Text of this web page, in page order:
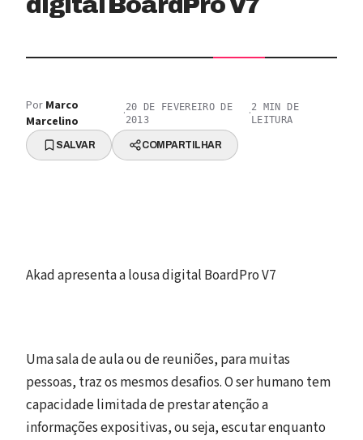
Por Marco
Marcelino
·20 DE FEVEREIRO DE
2013
·2 MIN DE
LEITURA
SALVAR COMPARTILHAR
Akad apresenta a lousa digital BoardPro V7
Uma sala de aula ou de reuniões, para muitas
pessoas, traz os mesmos desafios. O ser humano tem
capacidade limitada de prestar atenção a
informações expositivas, ou seja, escutar enquanto